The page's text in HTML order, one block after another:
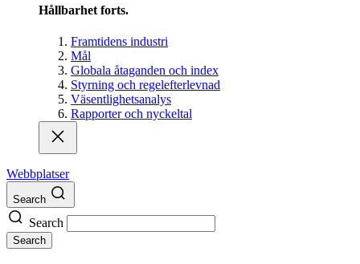
Hållbarhet forts.
Framtidens industri
Mål
Globala åtaganden och index
Styrning och regelefterlevnad
Väsentlighetsanalys
Rapporter och nyckeltal
Webbplatser
Search
Search
Search